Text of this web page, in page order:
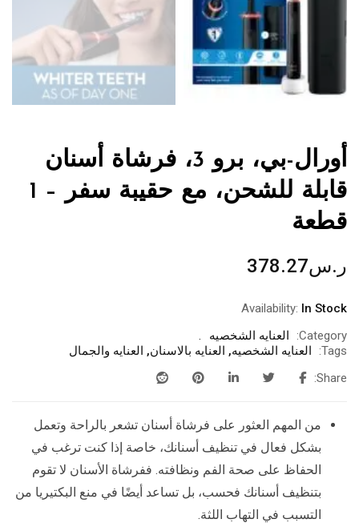
أورال-بي، برو 3، فرشاة أسنان
قابلة للشحن، مع حقيبة سفر – 1
قطعة
ر.س378.27
Availability: In Stock
Category:
العنايه الشخصيه
Tags:
العنايه الشخصيه, العنايه بالاسنان, العنايه والجمال
Share:
من المهم العثور على فرشاة أسنان تشعر بالراحة وتعمل
بشكل فعال في تنظيف أسنانك، خاصة إذا كنت ترغب في
الحفاظ على صحة الفم ونظافته. ففرشاة الأسنان لا تقوم
بتنظيف أسنانك فحسب، بل تساعد أيضًا في منع البكتيريا من
التسبب في التهاب اللثة.